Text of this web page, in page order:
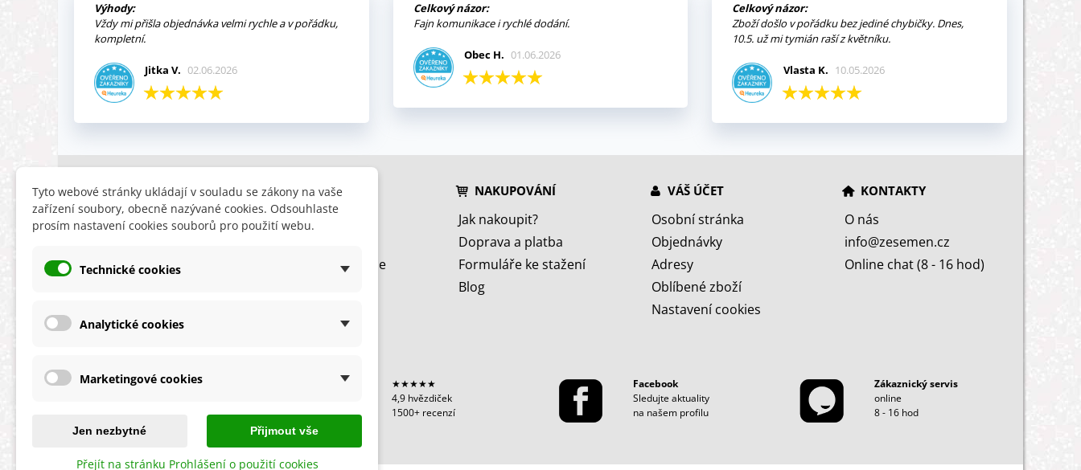
Výhody:
Vždy mi přišla objednávka velmi rychle a v pořádku,
kompletní.
Jitka V. 02.06.2026
Celkový názor:
Fajn komunikace i rychlé dodání.
Obec H. 01.06.2026
Celkový názor:
Zboží došlo v pořádku bez jediné chybičky. Dnes,
10.5. už mi tymián raší z květníku.
Vlasta K. 10.05.2026
INFORMACE
Obchodní podmínky
Ochrana osobních údajů
HLEDÁTE
Slevy
Nyní doporučujeme
NAKUPOVÁNÍ
Jak nakoupit?
Doprava a platba
Formuláře ke stažení
Blog
VÁŠ ÚČET
Osobní stránka
Objednávky
Adresy
Oblíbené zboží
Nastavení cookies
KONTAKTY
O nás
info@zesemen.cz
Online chat (8 - 16 hod)
★★★★★
★★★★★
4,9 hvězdiček
1500+ recenzí
Facebook
Sledujte aktuality
na našem profilu
Zákaznický servis
online
8 - 16 hod
Tyto webové stránky ukládají v souladu se zákony na vaše
zařízení soubory, obecně nazývané cookies. Odsouhlaste
prosím nastavení cookies souborů pro použití webu.
Technické cookies
Analytické cookies
Marketingové cookies
Jen nezbytné Přijmout vše
Přejít na stránku Prohlášení o použití cookies